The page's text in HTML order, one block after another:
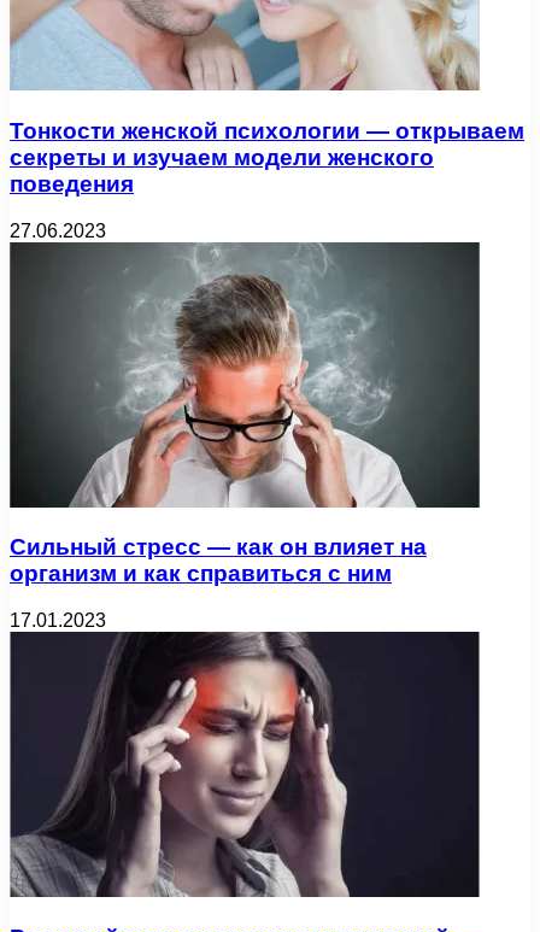
Тонкости женской психологии — открываем
секреты и изучаем модели женского
поведения
27.06.2023
Сильный стресс — как он влияет на
организм и как справиться с ним
17.01.2023